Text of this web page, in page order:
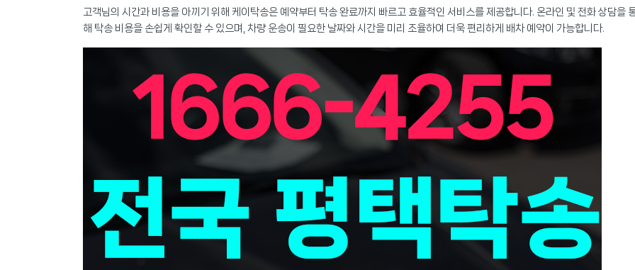
고객님의 시간과 비용을 아끼기 위해 케이탁송은 예약부터 탁송 완료까지 빠르고 효율적인 서비스를 제공합니다. 온라인 및 전화 상담을
해 탁송 비용을 손쉽게 확인할 수 있으며, 차량 운송이 필요한 날짜와 시간을 미리 조율하여 더욱 편리하게 배차 예약이 가능합니다.